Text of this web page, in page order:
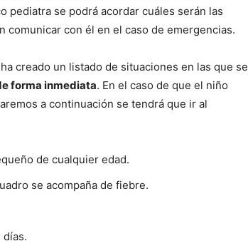
pediatra se podrá acordar cuáles serán las
comunicar con él en el caso de emergencias.
creado un listado de situaciones en las que se
forma inmediata. En el caso de que el niño
a continuación se tendrá que ir al
de cualquier edad.
se acompaña de fiebre.
días.